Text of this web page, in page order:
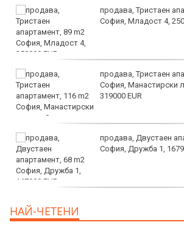
продава, Тристаен
София, Младост 4,
продава, Тристаен
София, Манастирски
319000 EUR
продава, Двустаен
София, Дружба 1,
НАЙ-ЧЕТЕНИ